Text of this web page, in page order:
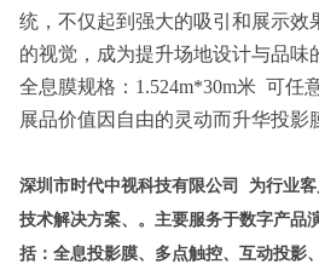
统，不仅起到强大的吸引和展示效
的视觉，成为提升场地设计与品味
全息膜规格：1.524m*30m米 可任
展品价值因自由的灵动而升华投影
深圳市时代中视科技有限公司
为行业
技术解决方案、。主要服务于数字产品
括：全息投影膜、多点触控、互动投影